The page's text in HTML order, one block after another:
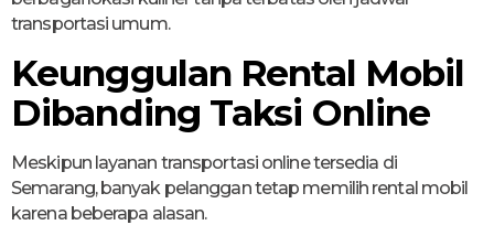
transportasi umum.
Keunggulan Rental Mobil
Dibanding Taksi Online
Meskipun layanan transportasi online tersedia di
Semarang, banyak pelanggan tetap memilih rental mobil
karena beberapa alasan.